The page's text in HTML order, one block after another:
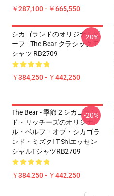
￥287,100 - ￥665,550
シカゴランドのオリジナルビ
ーフ - The Bear クラシック T
シャツ RB2709
￥384,250 - ￥442,250
-20%
The Bear - 季節 2 シカゴラン
ド・リッチーズのオリジナ
ル・ベルフ・オブ・シカゴラ
ンド・ミズク! T-Shiエッセン
シャルTシャツRB2709
￥384,250 - ￥442,250
-20%